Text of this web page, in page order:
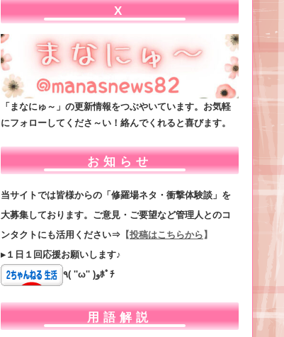
X
「まなにゅ～」の更新情報をつぶやいています。お気軽
にフォローしてくださ～い！絡んでくれると喜びます。
お知らせ
当サイトでは皆様からの「修羅場ネタ・衝撃体験談」を
大募集しております。ご意見・ご要望など管理人とのコ
ンタクトにも活用ください⇒ 【投稿はこちらから 】
▸１日１回応援お願いします♪
٩( ''ω'' )وﾎﾟﾁ
用語解説